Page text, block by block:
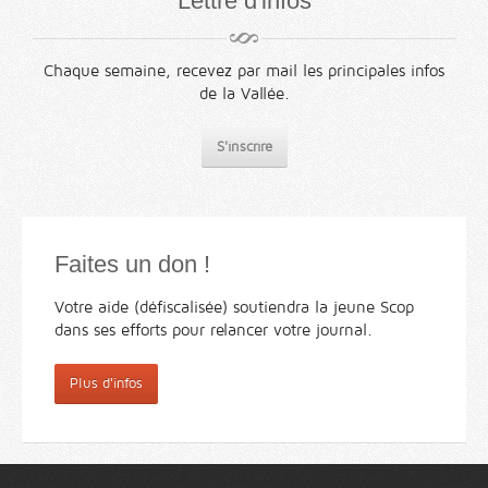
Chaque semaine, recevez par mail les principales infos
de la Vallée.
S'inscrire
Faites un don !
Votre aide (défiscalisée) soutiendra la jeune Scop
dans ses efforts pour relancer votre journal.
Plus d'infos